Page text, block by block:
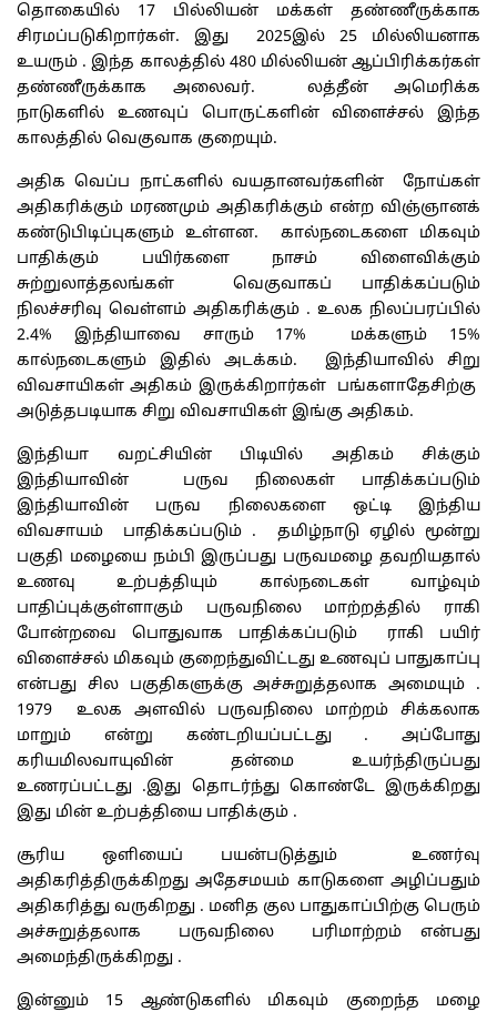
தொகையில் 17 பில்லியன் மக்கள் தண்ணீருக்காக
சிரமப்படுகிறார்கள். இது 2025இல் 25 மில்லியனாக
உயரும் . இந்த காலத்தில் 480 மில்லியன் ஆப்பிரிக்கர்கள்
தண்ணீருக்காக அலைவர். லத்தீன் அமெரிக்க
நாடுகளில் உணவுப் பொருட்களின் விளைச்சல் இந்த
காலத்தில் வெகுவாக குறையும்.
அதிக வெப்ப நாட்களில் வயதானவர்களின் நோய்கள்
அதிகரிக்கும் மரணமும் அதிகரிக்கும் என்ற விஞ்ஞானக்
கண்டுபிடிப்புகளும் உள்ளன. கால்நடைகளை மிகவும்
பாதிக்கும் பயிர்களை நாசம் விளைவிக்கும்
சுற்றுலாத்தலங்கள் வெகுவாகப் பாதிக்கப்படும்
நிலச்சரிவு வெள்ளம் அதிகரிக்கும் . உலக நிலப்பரப்பில்
2.4% இந்தியாவை சாரும் 17% மக்களும் 15%
கால்நடைகளும் இதில் அடக்கம். இந்தியாவில் சிறு
விவசாயிகள் அதிகம் இருக்கிறார்கள் பங்களாதேசிற்கு
அடுத்தபடியாக சிறு விவசாயிகள் இங்கு அதிகம்.
இந்தியா வறட்சியின் பிடியில் அதிகம் சிக்கும்
இந்தியாவின் பருவ நிலைகள் பாதிக்கப்படும்
இந்தியாவின் பருவ நிலைகளை ஒட்டி இந்திய
விவசாயம் பாதிக்கப்படும் . தமிழ்நாடு ஏழில் மூன்று
பகுதி மழையை நம்பி இருப்பது பருவமழை தவறியதால்
உணவு உற்பத்தியும் கால்நடைகள் வாழ்வும்
பாதிப்புக்குள்ளாகும் பருவநிலை மாற்றத்தில் ராகி
போன்றவை பொதுவாக பாதிக்கப்படும் ராகி பயிர்
விளைச்சல் மிகவும் குறைந்துவிட்டது உணவுப் பாதுகாப்பு
என்பது சில பகுதிகளுக்கு அச்சுறுத்தலாக அமையும் .
1979 உலக அளவில் பருவநிலை மாற்றம் சிக்கலாக
மாறும் என்று கண்டறியப்பட்டது . அப்போது
கரியமிலவாயுவின் தன்மை உயர்ந்திருப்பது
உணரப்பட்டது .இது தொடர்ந்து கொண்டே இருக்கிறது
இது மின் உற்பத்தியை பாதிக்கும் .
சூரிய ஒளியைப் பயன்படுத்தும் உணர்வு
அதிகரித்திருக்கிறது அதேசமயம் காடுகளை அழிப்பதும்
அதிகரித்து வருகிறது . மனித குல பாதுகாப்பிற்கு பெரும்
அச்சுறுத்தலாக பருவநிலை பரிமாற்றம் என்பது
அமைந்திருக்கிறது .
இன்னும் 15 ஆண்டுகளில் மிகவும் குறைந்த மழை